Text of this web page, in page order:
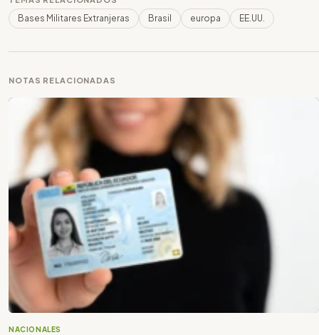
Bases Militares Extranjeras Brasil europa EE.UU.
NOTAS RELACIONADAS
NACIONALES